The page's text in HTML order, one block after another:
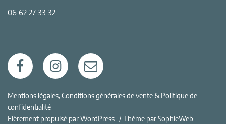
06 62 27 33 32
Facebook Instagram E-
mail
Mentions légales, Conditions générales de vente & Politique de
confidentialité
Fièrement propulsé par WordPress
Thème par SophieWeb